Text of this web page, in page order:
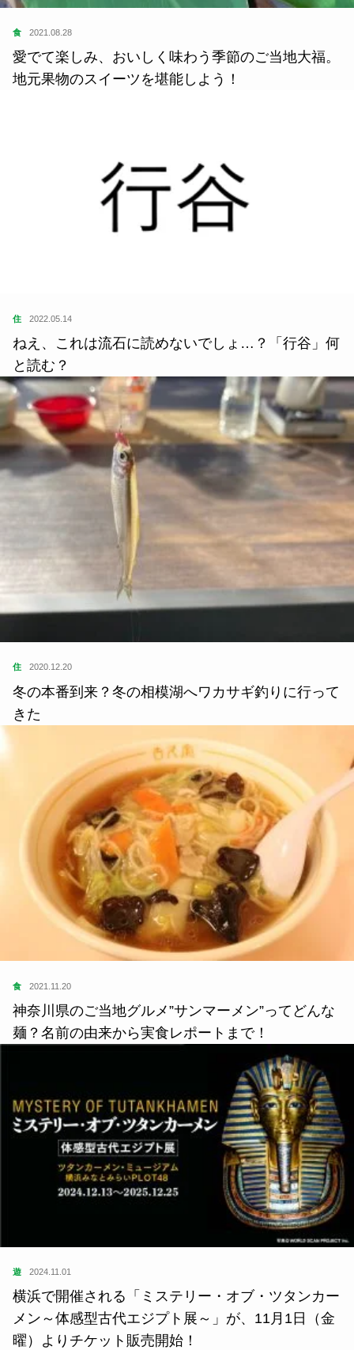
食 2021.08.28
愛でて楽しみ、おいしく味わう季節のご当地大福。
地元果物のスイーツを堪能しよう！
住 2022.05.14
ねえ、これは流石に読めないでしょ…？「行谷」何
と読む？
住 2020.12.20
冬の本番到来？冬の相模湖へワカサギ釣りに行って
きた
食 2021.11.20
神奈川県のご当地グルメ”サンマーメン”ってどんな
麺？名前の由来から実食レポートまで！
遊 2024.11.01
横浜で開催される「ミステリー・オブ・ツタンカー
メン～体感型古代エジプト展～」が、11月1日（金
曜）よりチケット販売開始！